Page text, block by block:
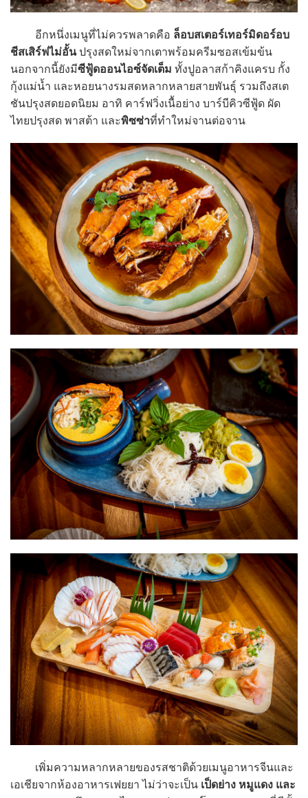
อีกหนึ่งเมนูที่ไม่ควรพลาดคือ ล็อบสเตอร์เทอร์มิดอร์อบ
ชีสเสิร์ฟไม่อั้นปรุงสดใหม่จากเตาพร้อมครีมซอสเข้มข้น
นอกจากนี้ยังมีซีฟู้ดออนไอซ์จัดเต็ม ทั้งปูอลาสก้าคิงแครบ กั้ง
กุ้งแม่น้ำ และหอยนางรมสดหลากหลายสายพันธุ์ รวมถึงสเต
ชันปรุงสดยอดนิยม อาทิ คาร์ฟวิ่งเนื้อย่าง บาร์บีคิวซีฟู้ด ผัด
ไทยปรุงสด พาสต้า และพิซซ่าที่ทำใหม่จานต่อจาน
เพิ่มความหลากหลายของรสชาติด้วยเมนูอาหารจีนและ
เอเชียจากห้องอาหารเฟยยา ไม่ว่าจะเป็น เป็ดย่าง หมูแดง และ